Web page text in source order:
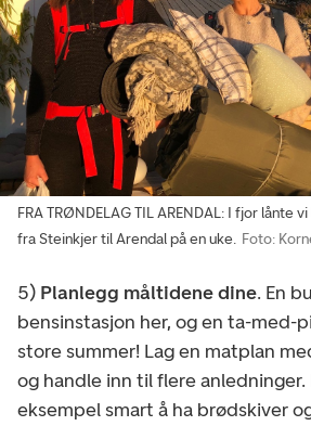
FRA TRØNDELAG TIL ARENDAL: I fjor lånte
fra Steinkjer til Arendal på en uke. Foto:
5) Planlegg måltidene dine. En
bensinstasjon her, og en ta-med-
store summer! Lag en matplan
og handle inn til flere
eksempel smart å ha brødskiver